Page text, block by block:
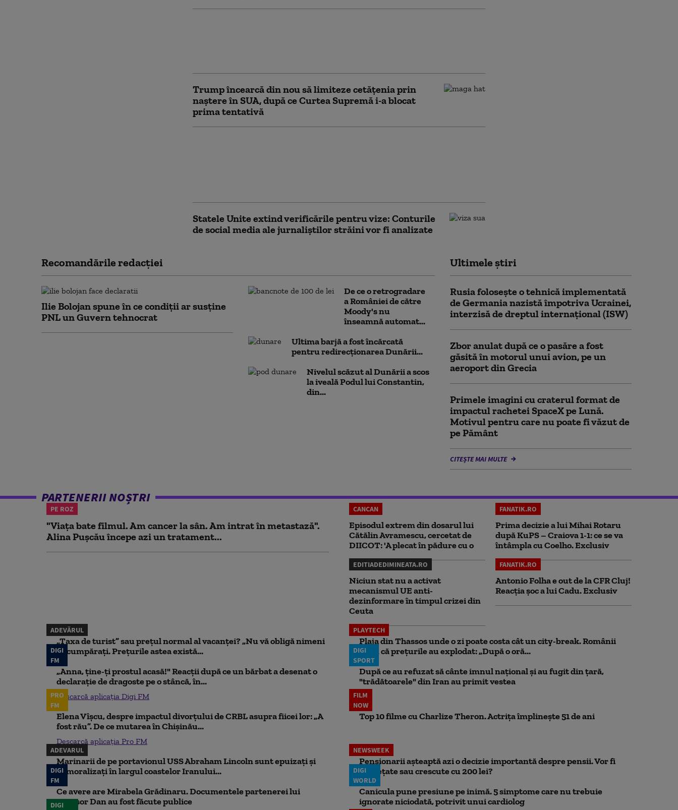
Trump încearcă din nou să limiteze cetățenia prin
naștere în SUA, după ce Curtea Supremă i-a blocat
prima tentativă
Statele Unite extind verificările pentru vize: Conturile
de social media ale jurnaliștilor străini vor fi analizate
Recomandările redacţiei
Ilie Bolojan spune în ce condiții ar susține
PNL un Guvern tehnocrat
De ce o retrogradare
a României de către
Moody's nu
înseamnă automat...
Ultima barjă a fost încărcată
pentru redirecționarea Dunării...
Nivelul scăzut al Dunării a scos
la iveală Podul lui Constantin,
din...
Ultimele știri
Rusia folosește o tehnică implementată
de Germania nazistă împotriva Ucrainei,
interzisă de dreptul internațional (ISW)
Zbor anulat după ce o pasăre a fost
găsită în motorul unui avion, pe un
aeroport din Grecia
Primele imagini cu craterul format de
impactul rachetei SpaceX pe Lună.
Motivul pentru care nu poate fi văzut de
pe Pământ
CITEȘTE MAI MULTE
PARTENERII NOȘTRI
PE ROZ
"Viața bate filmul. Am cancer la sân. Am intrat în metastază".
Alina Pușcău începe azi un tratament...
CANCAN
Episodul extrem din dosarul lui
Cătălin Avramescu, cercetat de
DIICOT: 'A plecat în pădure cu o
FANATIK.RO
Prima decizie a lui Mihai Rotaru
după KuPS – Craiova 1-1: ce se va
întâmpla cu Coelho. Exclusiv
EDITIADEDIMINEATA.RO
Niciun stat nu a activat
mecanismul UE anti-
dezinformare în timpul crizei din
Ceuta
FANATIK.RO
Antonio Folha e out de la CFR Cluj!
Reacția șoc a lui Cadu. Exclusiv
ADEVĂRUL
„Taxa de turist” sau prețul normal al vacanței? „Nu vă obligă nimeni
să cumpărați. Prețurile astea există...
PLAYTECH
Plaja din Thassos unde o zi poate costa cât un city-break. Românii
spun că prețurile au explodat: „După o oră...
DIGI
FM
„Anna, ţine-ţi prostul acasă!" Reacţii după ce un bărbat a desenat o
declaraţie de dragoste pe o stâncă, în...
Descarcă aplicația Digi FM
DIGI
SPORT
După ce au refuzat să cânte imnul naţional şi au fugit din ţară,
"trădătoarele" din Iran au primit vestea
PRO
FM
Elena Vîșcu, despre impactul divorțului de CRBL asupra fiicei lor: „A
fost rău”. De ce mutarea în Chișinău...
Descarcă aplicația Pro FM
FILM
NOW
Top 10 filme cu Charlize Theron. Actrița împlinește 51 de ani
ADEVARUL
Marinarii de pe portavionul USS Abraham Lincoln sunt epuizați și
demoralizați în largul coastelor Iranului...
NEWSWEEK
Pensionarii așteaptă azi o decizie importantă despre pensii. Vor fi
înghețate sau crescute cu 200 lei?
DIGI
FM
Ce avere are Mirabela Grădinaru. Documentele partenerei lui
Nicușor Dan au fost făcute publice
DIGI
WORLD
Canicula pune presiune pe inimă. 5 simptome care nu trebuie
ignorate niciodată, potrivit unui cardiolog
DIGI